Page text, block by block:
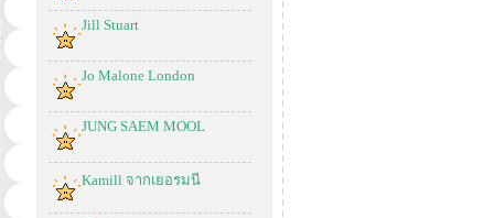
Jill Stuart
Jo Malone London
JUNG SAEM MOOL
Kamill จากเยอรมนี